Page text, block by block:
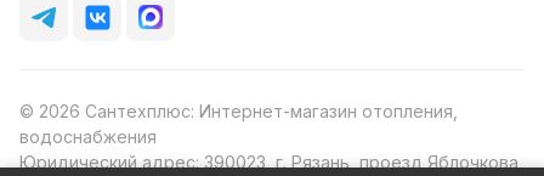
© 2026 Сантехплюс: Интернет-магазин отопления,
водоснабжения
Юридический адрес: 390023, г. Рязань, проезд Яблочкова,